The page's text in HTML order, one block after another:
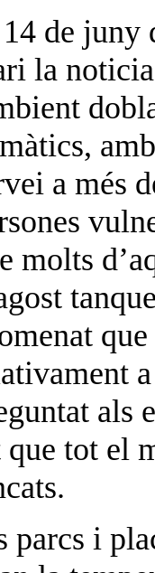
de juny
la
a més
molts
als
tot el
parcs i